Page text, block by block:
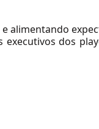
alimentando
executivos dos